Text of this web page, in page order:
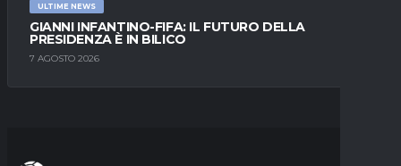
ULTIME NEWS
GIANNI INFANTINO-FIFA: IL FUTURO DELLA
PRESIDENZA È IN BILICO
7 AGOSTO 2026